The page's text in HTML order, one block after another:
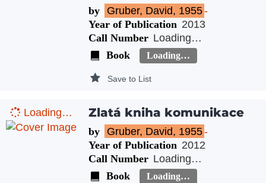
by Gruber, David, 1955-
Year of Publication 2013
Call Number Loading…
Book
Loading…
Save to List
Loading… Zlatá kniha komunikace
by Gruber, David, 1955-
Year of Publication 2012
Call Number Loading…
Book
Loading…